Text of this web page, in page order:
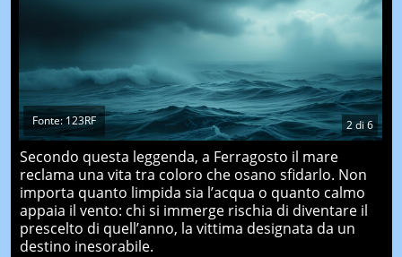
2di6
Fonte: 123RF
Secondo questa leggenda, a Ferragosto il mare
reclama una vita tra coloro che osano sfidarlo. Non
importa quanto limpida sia l’acqua o quanto calmo
appaia il vento: chi si immerge rischia di diventare il
prescelto di quell’anno, la vittima designata da un
destino inesorabile.